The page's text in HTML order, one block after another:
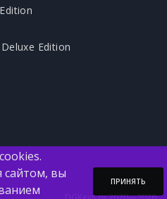
Edition
сайтом, вы
ПРИНЯТЬ